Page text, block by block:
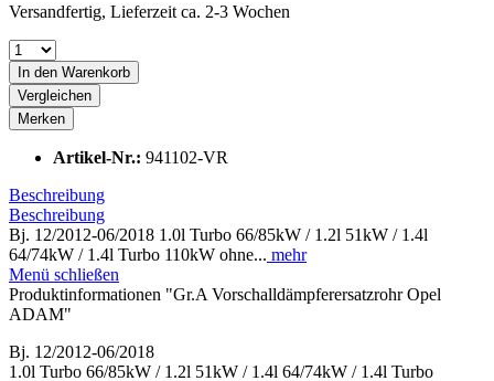
Versandfertig, Lieferzeit ca. 2-3 Wochen
In den Warenkorb
Vergleichen
Merken
Artikel-Nr.: 941102-VR
Beschreibung
Beschreibung
Bj. 12/2012-06/2018 1.0l Turbo 66/85kW / 1.2l 51kW / 1.4l
64/74kW / 1.4l Turbo 110kW ohne... mehr
Menü schließen
Produktinformationen "Gr.A Vorschalldämpferersatzrohr Opel
ADAM"
Bj. 12/2012-06/2018
1.0l Turbo 66/85kW / 1.2l 51kW / 1.4l 64/74kW / 1.4l Turbo